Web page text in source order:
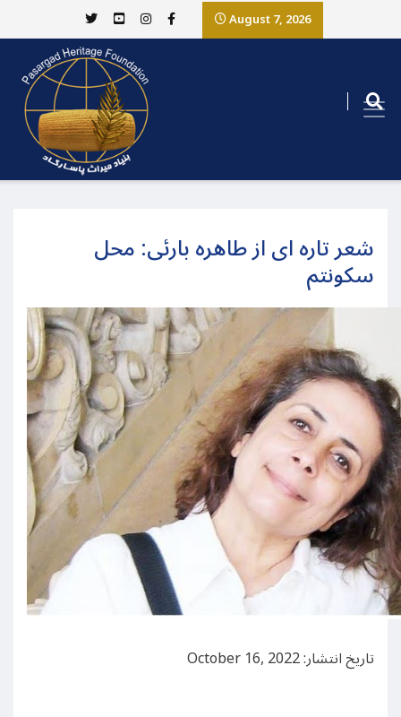
August 7, 2026
شعر تاره ای از طاهره بارئی: محل
سکونتم
تاریخ انتشار: October 16, 2022